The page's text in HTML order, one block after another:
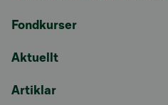
Fondkurser
Aktuellt
Artiklar